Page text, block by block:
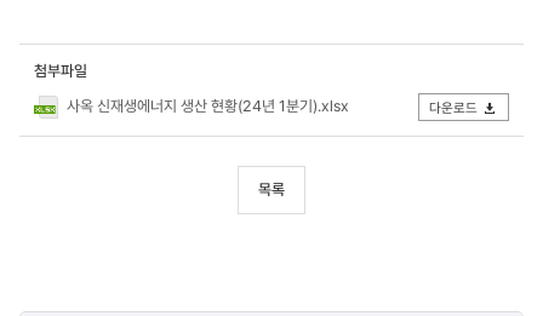
첨부파일
사옥 신재생에너지 생산 현황(24년 1분기).xlsx
다운로드
목록